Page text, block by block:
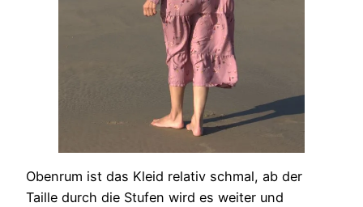
Obenrum ist das Kleid relativ schmal, ab der
Taille durch die Stufen wird es weiter und